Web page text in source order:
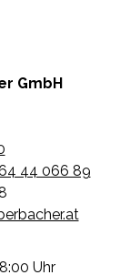
GmbH
44 066 89
Uhr